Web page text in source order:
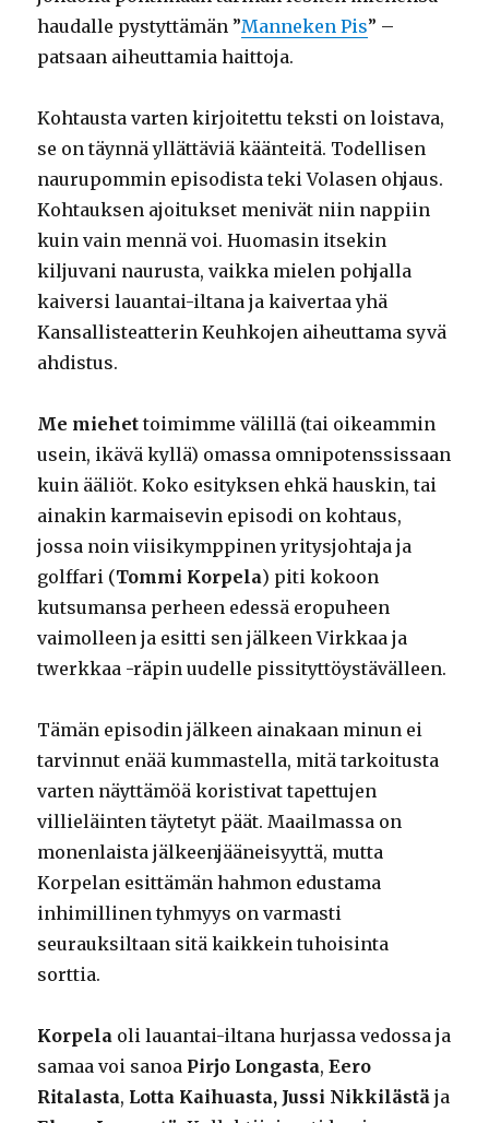
haudalle pystyttämän ”Manneken Pis” –
patsaan aiheuttamia haittoja.
Kohtausta varten kirjoitettu teksti on loistava,
se on täynnä yllättäviä käänteitä. Todellisen
naurupommin episodista teki Volasen ohjaus.
Kohtauksen ajoitukset menivät niin nappiin
kuin vain mennä voi. Huomasin itsekin
kiljuvani naurusta, vaikka mielen pohjalla
kaiversi lauantai-iltana ja kaivertaa yhä
Kansallisteatterin Keuhkojen aiheuttama syvä
ahdistus.
Me miehet toimimme välillä (tai oikeammin
usein, ikävä kyllä) omassa omnipotenssissaan
kuin ääliöt. Koko esityksen ehkä hauskin, tai
ainakin karmaisevin episodi on kohtaus,
jossa noin viisikymppinen yritysjohtaja ja
golffari (Tommi Korpela) piti kokoon
kutsumansa perheen edessä eropuheen
vaimolleen ja esitti sen jälkeen Virkkaa ja
twerkkaa -räpin uudelle pissityttöystävälleen.
Tämän episodin jälkeen ainakaan minun ei
tarvinnut enää kummastella, mitä tarkoitusta
varten näyttämöä koristivat tapettujen
villieläinten täytetyt päät. Maailmassa on
monenlaista jälkeenjääneisyyttä, mutta
Korpelan esittämän hahmon edustama
inhimillinen tyhmyys on varmasti
seurauksiltaan sitä kaikkein tuhoisinta
sorttia.
Korpela oli lauantai-iltana hurjassa vedossa ja
samaa voi sanoa Pirjo Longasta,Eero
Ritalasta, Lotta Kaihuasta, Jussi Nikkilästäja